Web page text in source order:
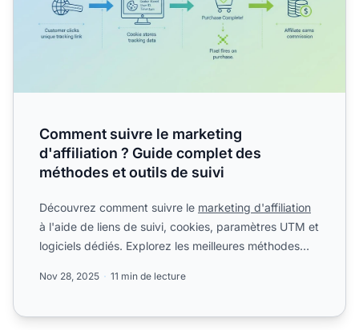
Comment suivre le marketing
d'affiliation ? Guide complet des
méthodes et outils de suivi
Découvrez comment suivre le marketing d'affiliation
à l'aide de liens de suivi, cookies, paramètres UTM et
logiciels dédiés. Explorez les meilleures méthodes
Nov 28, 2025 11 min de lecture